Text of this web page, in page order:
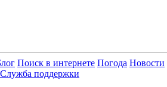
Поиск в интернете Погода Новости
Служба поддержки